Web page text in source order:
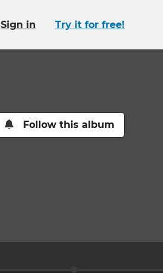
Sign in Try it for free!
Follow this album